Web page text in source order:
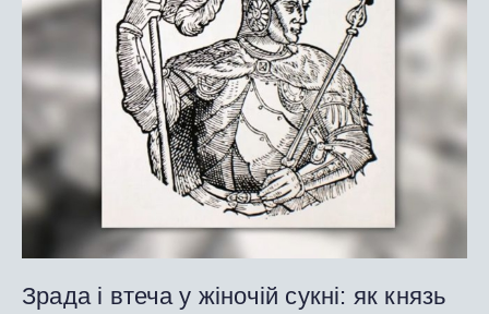
Зрада і втеча у жіночій сукні: як князь